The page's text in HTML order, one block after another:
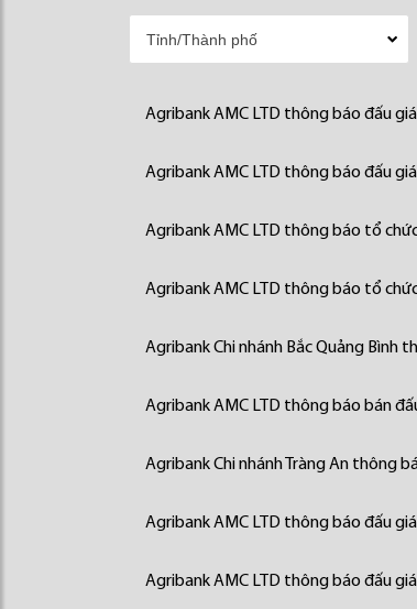
Agribank AMC LTD thông báo đấu giá
Agribank AMC LTD thông báo đấu
Agribank AMC LTD thông báo tổ
Agribank AMC LTD thông báo tổ
Agribank Chi nhánh Bắc Quảng Bình
Agribank AMC LTD thông báo bán
Agribank Chi nhánh Tràng An thông
Agribank AMC LTD thông báo đấu
Agribank AMC LTD thông báo đấu